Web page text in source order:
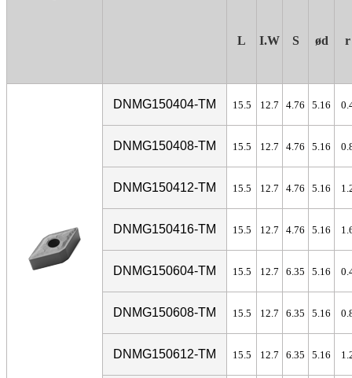
L I.W S ød r
DNMG150404-TM 15.5 12.7 4.76 5.16
DNMG150408-TM 15.5 12.7 4.76 5.16
DNMG150412-TM 15.5 12.7 4.76 5.16
DNMG150416-TM 15.5 12.7 4.76 5.16
DNMG150604-TM 15.5 12.7 6.35 5.16
DNMG150608-TM 15.5 12.7 6.35 5.16
DNMG150612-TM 15.5 12.7 6.35 5.16